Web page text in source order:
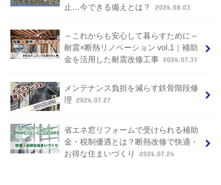
止…今できる備えとは？
2026.08.03
～これからも安心して暮らすために～
耐震×断熱リノベーション vol.1｜補助
金を活用した耐震改修工事 2026.07.31
メンテナンス負担を減らす鉄骨階段修
理 2026.07.27
省エネ窓リフォームで受けられる補助
金・税制優遇とは？断熱改修で快適・
お得な住まいづくり
2026.07.24